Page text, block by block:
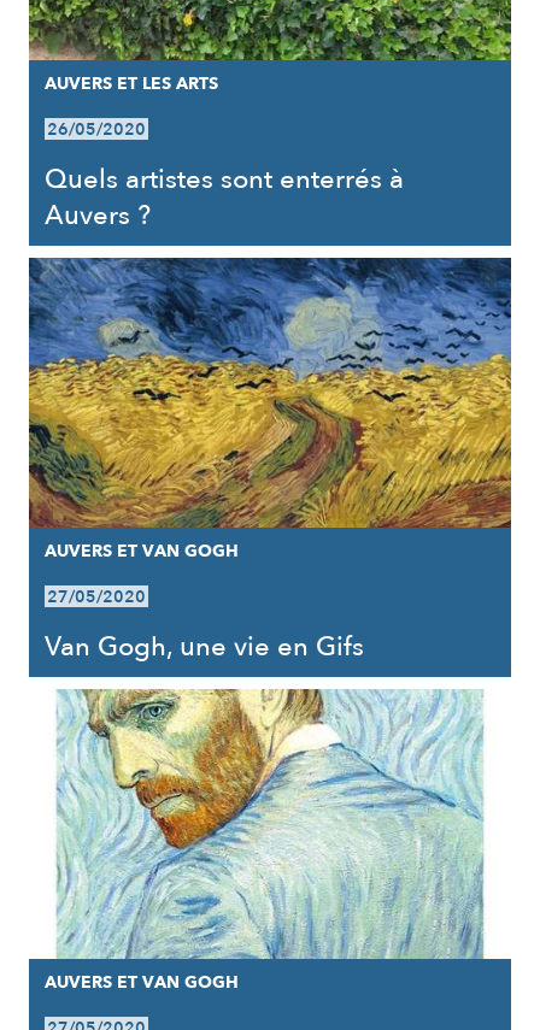
AUVERS ET LES ARTS
26/05/2020
Quels artistes sont enterrés à
Auvers ?
AUVERS ET VAN GOGH
27/05/2020
Van Gogh, une vie en Gifs
AUVERS ET VAN GOGH